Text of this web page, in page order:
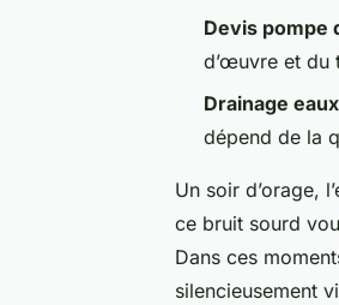
Devis pompe
d’œuvre et du
Drainage
dépend de la
Un soir d’orage,
ce bruit sourd
Dans ces
silencieusement